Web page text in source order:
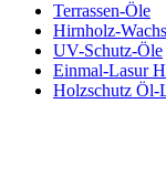
Terrassen-Öle
Hirnholz-Wachs
UV-Schutz-Öle
Einmal-Lasur
Holzschutz Öl-